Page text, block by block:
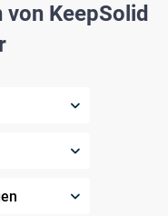
KeepSolid